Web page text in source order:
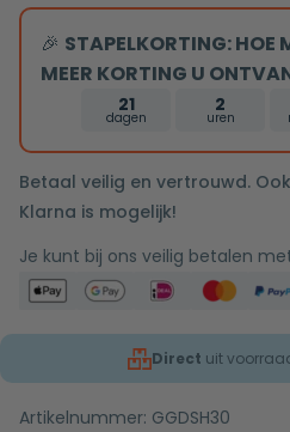
compleet
met
flens
80x7x6,7cm
gesloten
🎉 STAPELKORTING: HOE
MEER KORTING U
21
dagen
2
uren
Betaal veilig en vertrouwd.
Klarna is mogelijk!
Je kunt bij ons veilig betalen
Direct uit
Artikelnummer: GGDSH30